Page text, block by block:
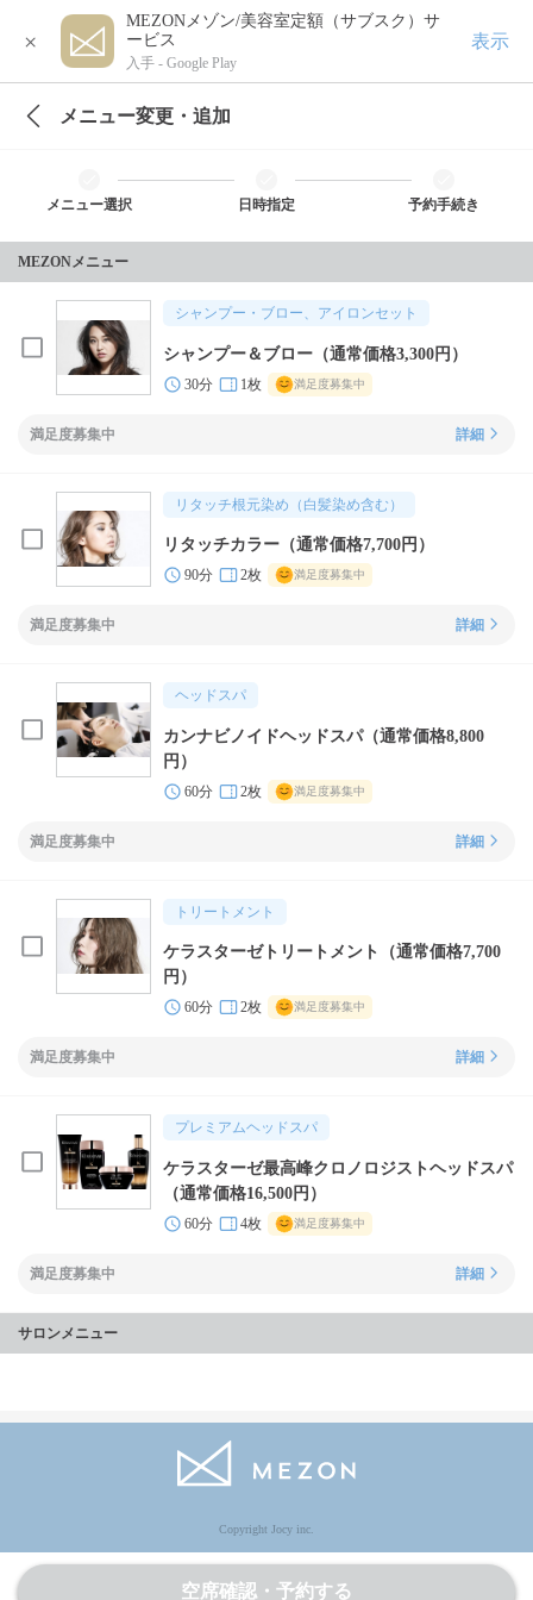
×
MEZONメゾン/美容室定額（サブスク）サ
ービス
入手 - Google Play
表示
メニュー変更・追加
メニュー選択 日時指定 予約手続き
MEZONメニュー
シャンプー・ブロー、アイロンセット
シャンプー＆ブロー（通常価格3,300円）
30分 1枚 満足度募集中
満足度募集中 詳細
リタッチ根元染め（白髪染め含む）
リタッチカラー（通常価格7,700円）
90分 2枚 満足度募集中
満足度募集中 詳細
ヘッドスパ
カンナビノイドヘッドスパ（通常価格8,800
円）
60分 2枚 満足度募集中
満足度募集中 詳細
トリートメント
ケラスターゼトリートメント（通常価格7,700
円）
60分 2枚 満足度募集中
満足度募集中 詳細
プレミアムヘッドスパ
ケラスターゼ最高峰クロノロジストヘッドスパ
（通常価格16,500円）
60分 4枚 満足度募集中
満足度募集中 詳細
サロンメニュー
空席確認・予約する
Copyright Jocy inc.